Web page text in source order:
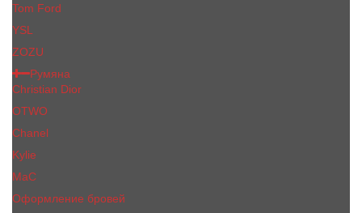
Tom Ford
YSL
ZOZU
Румяна
Christian Dior
OTWO
Сhanеl
Kylie
MaC
Оформление бровей